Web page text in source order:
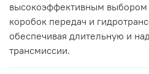
высокоэффективным выбором
коробок передач и
обеспечивая длительную и
трансмиссии.